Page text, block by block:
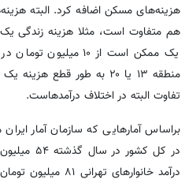
هزینه‌های مسکن اضافه کرد. البته
هم متفاوت است، مثلا هزینه زندگی
یک ممکن است از ۱۰
منطقه ۱۳ یا ۲۰ به طور قطع
تفاوت البته در اختلاف درآمدهاست.
براساس آمارهایی که سازمان آمار
در کل
درآمد خانوارهای